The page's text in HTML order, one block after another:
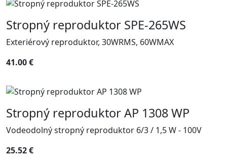
Stropný reproduktor SPE-265WS
Exteriérový reproduktor, 30WRMS, 60WMAX
41.00 €
Stropný reproduktor AP 1308 WP
Vodeodolný stropný reproduktor 6/3 / 1,5 W - 100V
25.52 €